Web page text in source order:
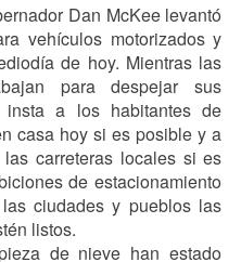
Dan McKee levantó
vehículos motorizados y
de hoy. Mientras las
para despejar sus
insta a los habitantes de
casa hoy si es posible y a
carreteras locales si es
de estacionamiento
ciudades y pueblos las
listos.
de nieve han estado